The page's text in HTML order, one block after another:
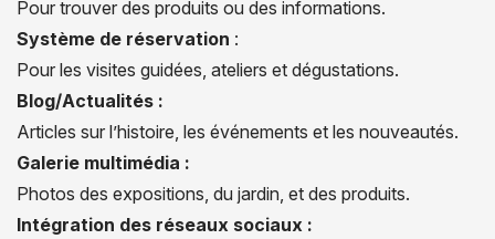
Pour trouver des produits ou des informations.
Système de réservation :
Pour les visites guidées, ateliers et dégustations.
Blog/Actualités :
Articles sur l’histoire, les événements et les nouveautés.
Galerie multimédia :
Photos des expositions, du jardin, et des produits.
Intégration des réseaux sociaux :